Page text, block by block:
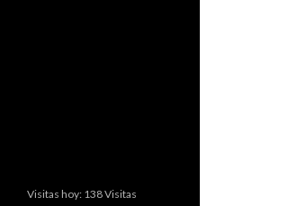
Visitas hoy: 138 Visitas